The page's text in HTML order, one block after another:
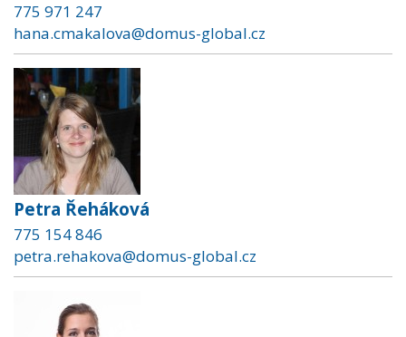
775 971 247
hana.cmakalova@domus-global.cz
Petra Řeháková
775 154 846
petra.rehakova@domus-global.cz